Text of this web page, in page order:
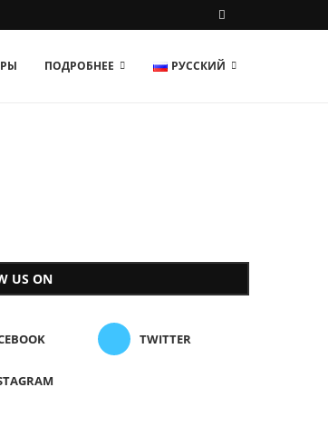
ПОДРОБНЕЕ РУССКИЙ
US ON
TWITTER